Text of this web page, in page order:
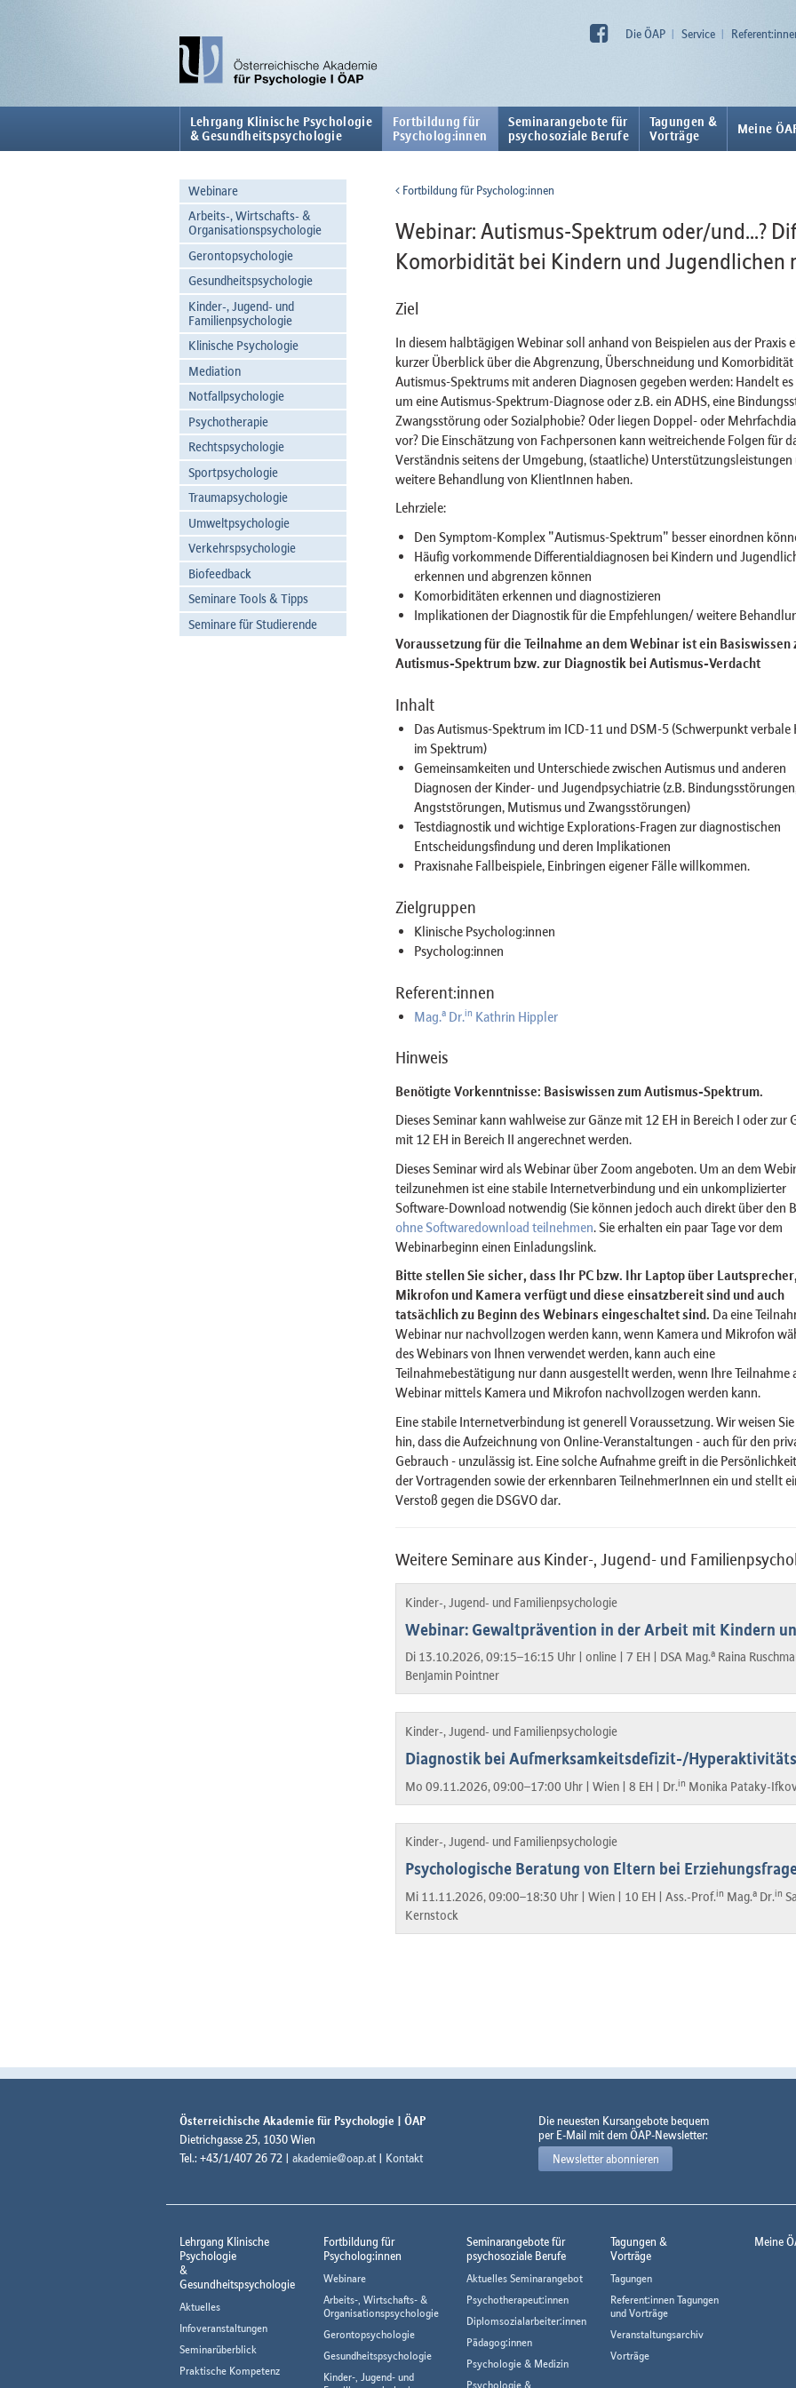
Die ÖAP Service
Lehrgang Klinische Psychologie
& Gesundheitspsychologie
Fortbildung für
Psycholog:innen
Seminarangebote für
psychosoziale Berufe
Tagungen &
Vorträge
Meine
Webinare
Arbeits-, Wirtschafts- &
Organisationspsychologie
Gerontopsychologie
Gesundheitspsychologie
Kinder-, Jugend- und
Familienpsychologie
Klinische Psychologie
Mediation
Notfallpsychologie
Psychotherapie
Rechtspsychologie
Sportpsychologie
Traumapsychologie
Umweltpsychologie
Verkehrspsychologie
Biofeedback
Seminare Tools & Tipps
Seminare für Studierende
Fortbildung für Psycholog:innen
Webinar: Autismus-Spektrum oder/und...?
Komorbidität bei Kindern und Jugendlichen
Ziel
In diesem halbtägigen Webinar soll anhand von Beispielen aus der Praxis
kurzer Überblick über die Abgrenzung, Überschneidung und Komorbidität
Autismus-Spektrums mit anderen Diagnosen gegeben werden: Handelt es
um eine Autismus-Spektrum-Diagnose oder z.B. ein ADHS, eine
Zwangsstörung oder Sozialphobie? Oder liegen Doppel- oder
vor? Die Einschätzung von Fachpersonen kann weitreichende Folgen für
Verständnis seitens der Umgebung, (staatliche) Unterstützungsleistungen
weitere Behandlung von KlientInnen haben.
Lehrziele:
Den Symptom-Komplex "Autismus-Spektrum" besser einordnen
Häufig vorkommende Differentialdiagnosen bei Kindern und
erkennen und abgrenzen können
Komorbiditäten erkennen und diagnostizieren
Implikationen der Diagnostik für die Empfehlungen/ weitere
Voraussetzung für die Teilnahme an dem Webinar ist ein Basiswissen
Autismus-Spektrum bzw. zur Diagnostik bei Autismus-Verdacht
Inhalt
Das Autismus-Spektrum im ICD-11 und DSM-5 (Schwerpunkt verbale
im Spektrum)
Gemeinsamkeiten und Unterschiede zwischen Autismus und anderen
Diagnosen der Kinder- und Jugendpsychiatrie (z.B.
Angststörungen, Mutismus und Zwangsstörungen)
Testdiagnostik und wichtige Explorations-Fragen zur diagnostischen
Entscheidungsfindung und deren Implikationen
Praxisnahe Fallbeispiele, Einbringen eigener Fälle willkommen.
Zielgruppen
Klinische Psycholog:innen
Psycholog:innen
Referent:innen
Mag.aDr.in Kathrin Hippler
Hinweis
Benötigte Vorkenntnisse: Basiswissen zum Autismus-Spektrum.
Dieses Seminar kann wahlweise zur Gänze mit 12 EH in Bereich I oder zur
mit 12 EH in Bereich II angerechnet werden.
Dieses Seminar wird als Webinar über Zoom angeboten. Um an dem
teilzunehmen ist eine stabile Internetverbindung und ein unkomplizierter
Software-Download notwendig (Sie können jedoch auch direkt über den
ohne Softwaredownload teilnehmen. Sie erhalten ein paar Tage vor dem
Webinarbeginn einen Einladungslink.
Bitte stellen Sie sicher, dass Ihr PC bzw. Ihr Laptop über Lautsprecher,
Mikrofon und Kamera verfügt und diese einsatzbereit sind und auch
tatsächlich zu Beginn des Webinars eingeschaltet sind. Da eine
Webinar nur nachvollzogen werden kann, wenn Kamera und Mikrofon
des Webinars von Ihnen verwendet werden, kann auch eine
Teilnahmebestätigung nur dann ausgestellt werden, wenn Ihre Teilnahme
Webinar mittels Kamera und Mikrofon nachvollzogen werden kann.
Eine stabile Internetverbindung ist generell Voraussetzung. Wir weisen
hin, dass die Aufzeichnung von Online-Veranstaltungen - auch für den
Gebrauch - unzulässig ist. Eine solche Aufnahme greift in die
der Vortragenden sowie der erkennbaren TeilnehmerInnen ein und stellt
Verstoß gegen die DSGVO dar.
Weitere Seminare aus Kinder-, Jugend- und
Kinder-, Jugend- und Familienpsychologie
Webinar: Gewaltprävention in der Arbeit mit Kindern
Di 13.10.2026, 09:15–16:15 Uhr | online | 7 EH | DSA Mag.aRaina
Benjamin Pointner
Kinder-, Jugend- und Familienpsychologie
Diagnostik bei Aufmerksamkeitsdefizit-/
Mo 09.11.2026, 09:00–17:00 Uhr | Wien | 8 EH | Dr.in Monika Pataky-
Kinder-, Jugend- und Familienpsychologie
Psychologische Beratung von Eltern bei
Mi 11.11.2026, 09:00–18:30 Uhr | Wien | 10 EH | Ass.-Prof.in Mag.aDr.in
Kernstock
Österreichische Akademie für Psychologie | ÖAP
Dietrichgasse 25, 1030 Wien
Tel.: +43/1/407 26 72 | akademie@oap.at | Kontakt
Die neuesten Kursangebote bequem
per E-Mail mit dem ÖAP-Newsletter:
Newsletter abonnieren
Lehrgang Klinische
Psychologie
&
Gesundheitspsychologie
Aktuelles
Infoveranstaltungen
Seminarüberblick
Praktische Kompetenz
Fortbildung für
Psycholog:innen
Webinare
Arbeits-, Wirtschafts- &
Organisationspsychologie
Gerontopsychologie
Gesundheitspsychologie
Kinder-, Jugend- und
Seminarangebote für
psychosoziale Berufe
Aktuelles Seminarangebot
Psychotherapeut:innen
Diplomsozialarbeiter:innen
Pädagog:innen
Psychologie & Medizin
Psychologie &
Tagungen &
Vorträge
Tagungen
Referent:innen Tagungen
und Vorträge
Veranstaltungsarchiv
Vorträge
Meine